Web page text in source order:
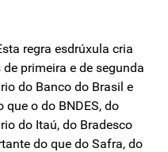
regra esdrúxula cria
primeira e de segunda
do Banco do Brasil e
o do BNDES, do
do Itaú, do Bradesco
do que do Safra, do